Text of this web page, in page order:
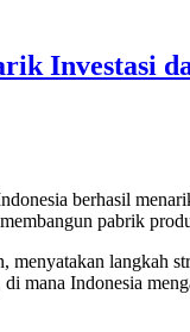
Investasi
berhasil
pabrik
langkah
mana Indonesia